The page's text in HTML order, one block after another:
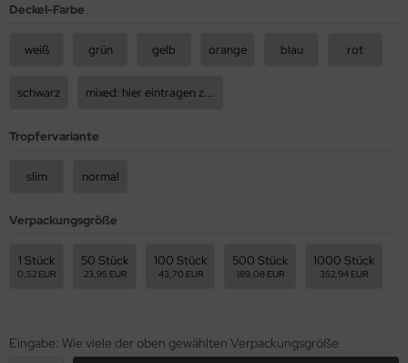
Deckel-Farbe
weiß grün gelb orange blau rot
schwarz mixed: hier eintragen z.B 50rot, 50blau, usw.
Tropfervariante
slim normal
Verpackungsgröße
1 Stück
0,52 EUR
50 Stück
23,95 EUR
100 Stück
43,70 EUR
500 Stück
189,08 EUR
1000 Stück
352,94 EUR
Eingabe: Wie viele der oben gewählten Verpackungsgröße